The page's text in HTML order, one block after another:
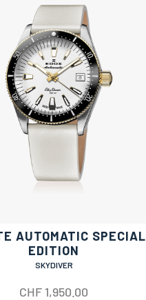
AUTOMATIC SPECIAL
EDITION
SKYDIVER
CHF 1,950.00